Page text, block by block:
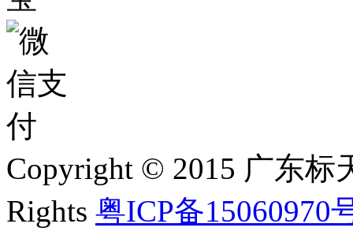
Copyright © 2015 广东
Rights 粤ICP备15060970